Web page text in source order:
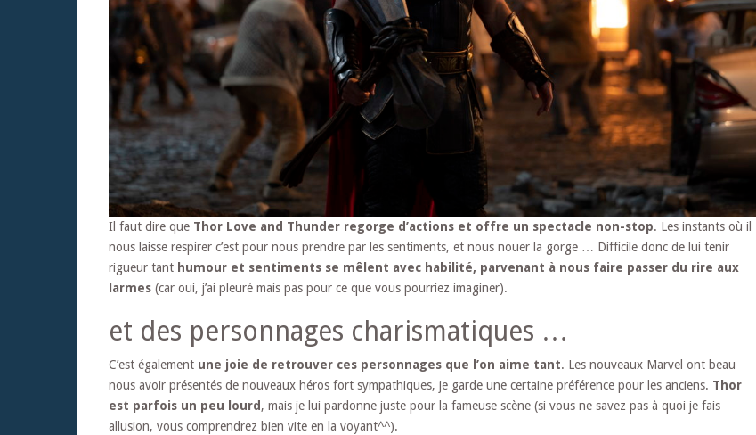
Il faut dire que Thor Love and Thunder regorge d’actions et offre un spectacle non-stop. Les instants où il
nous laisse respirer c’est pour nous prendre par les sentiments, et nous nouer la gorge … Difficile donc de lui tenir
rigueur tant humour et sentiments se mêlent avec habilité, parvenant à nous faire passer du rire aux
larmes (car oui, j’ai pleuré mais pas pour ce que vous pourriez imaginer).
et des personnages charismatiques …
C’est également une joie de retrouver ces personnages que l’on aime tant. Les nouveaux Marvel ont beau
nous avoir présentés de nouveaux héros fort sympathiques, je garde une certaine préférence pour les anciens. Thor
est parfois un peu lourd, mais je lui pardonne juste pour la fameuse scène (si vous ne savez pas à quoi je fais
allusion, vous comprendrez bien vite en la voyant^^).